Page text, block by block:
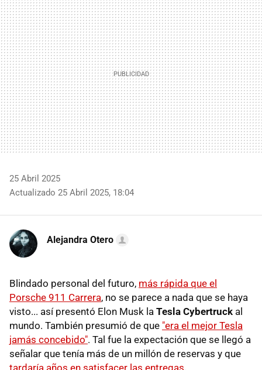
MAIL
25 Abril 2025
Actualizado 25 Abril 2025, 18:04
Alejandra Otero
Blindado personal del futuro, más rápida que el
Porsche 911 Carrera, no se parece a nada que se haya
visto... así presentó Elon Musk la Tesla Cybertruck al
mundo. También presumió de que "era el mejor Tesla
jamás concebido". Tal fue la expectación que se llegó a
señalar que tenía más de un millón de reservas y que
tardaría años en satisfacer las entregas.